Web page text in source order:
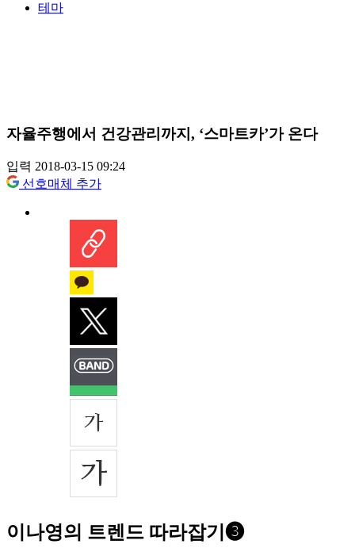
테마
자율주행에서 건강관리까지, ‘스마트카’가 온다
입력 2018-03-15 09:24
선호매체 추가
이나영의 트렌드 따라잡기❸